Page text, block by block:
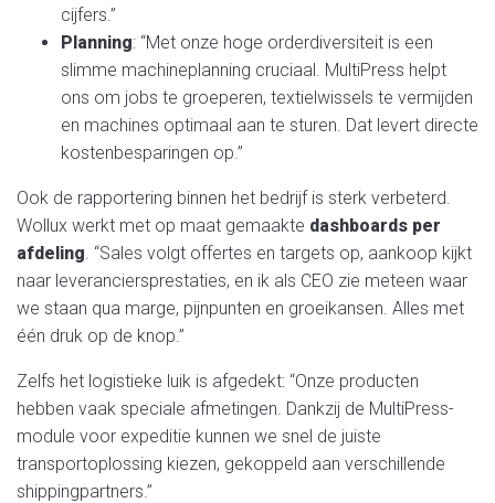
cijfers.”
Planning: “Met onze hoge orderdiversiteit is een
slimme machineplanning cruciaal. MultiPress helpt
ons om jobs te groeperen, textielwissels te vermijden
en machines optimaal aan te sturen. Dat levert directe
kostenbesparingen op.”
Ook de rapportering binnen het bedrijf is sterk verbeterd.
Wollux werkt met op maat gemaakte dashboards per
afdeling. “Sales volgt offertes en targets op, aankoop kijkt
naar leveranciersprestaties, en ik als CEO zie meteen waar
we staan qua marge, pijnpunten en groeikansen. Alles met
één druk op de knop.”
Zelfs het logistieke luik is afgedekt: “Onze producten
hebben vaak speciale afmetingen. Dankzij de MultiPress-
module voor expeditie kunnen we snel de juiste
transportoplossing kiezen, gekoppeld aan verschillende
shippingpartners.”